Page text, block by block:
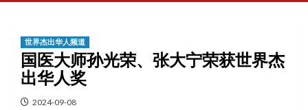
世界杰出华人频道
国医大师孙光荣、张大宁荣获世界杰
出华人奖
2024-09-08